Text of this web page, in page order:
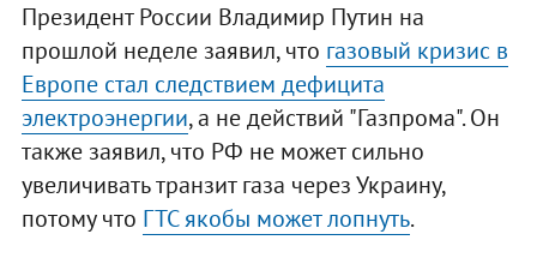
Президент России Владимир Путин на
прошлой неделе заявил, что газовый кризис в
Европе стал следствием дефицита
электроэнергии, а не действий "Газпрома". Он
также заявил, что РФ не может сильно
увеличивать транзит газа через Украину,
потому что ГТС якобы может лопнуть.